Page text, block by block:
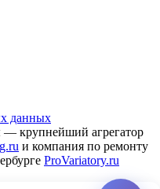
данных
крупнейший агрегатор
и компания по ремонту
ProVariatory.ru